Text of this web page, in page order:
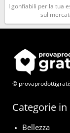
I gonfiabili per la tua
sul
©
Categorie in
Bellezza